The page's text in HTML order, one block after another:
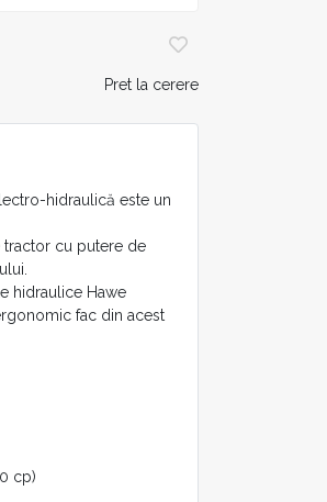
Pret la cerere
hidraulică este un
tractor cu putere de
hidraulice Hawe
fac din acest
cp)